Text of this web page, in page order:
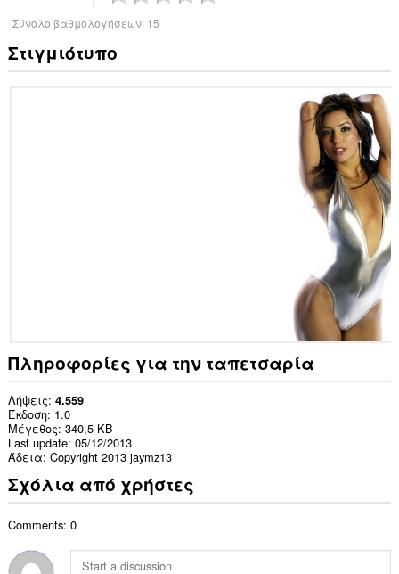
Σύνολο βαθμολογήσεων: 15
Στιγμιότυπο
Πληροφορίες για την ταπετσαρία
Λήψεις 4.559
Έκδοση 1.0
Μέγεθος 340,5 KB
Last update 05/12/2013
Άδεια Copyright 2013 jaymz13
Σχόλια από χρήστες
Comments: 0